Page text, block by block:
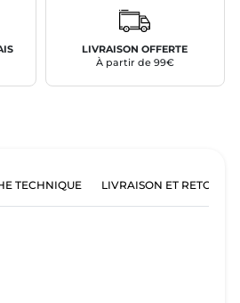
LIVRAISON OFFERTE
À partir de 99€
TECHNIQUE LIVRAISON ET RETOURS